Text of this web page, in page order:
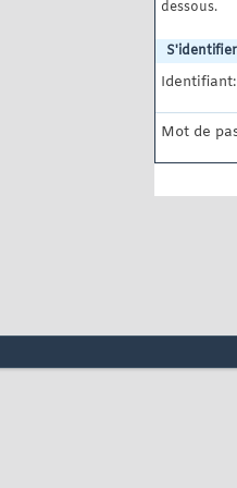
dessous.
S'identifier
Identifiant:
Mot de